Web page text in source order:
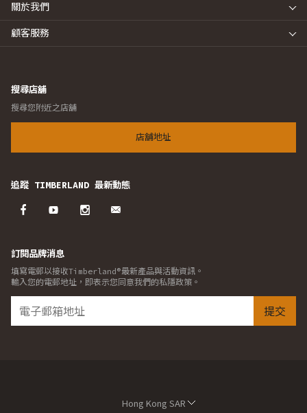
關於我們
顧客服務
搜尋店舖
搜尋您附近之店舖
店舖地址
追蹤 TIMBERLAND 最新動態
訂閱品牌消息
填寫電郵以接收Timberland®最新產品與活動資訊。
輸入您的電郵地址，即表示您同意我們的私隱政策。
提交
Hong Kong SAR